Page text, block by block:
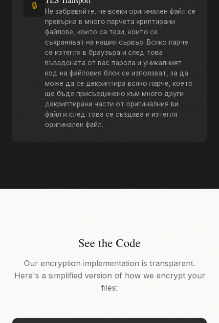
🔒
Не забравяйте, че всеки оригинален файл се
превърна в много парчета криптирани
файлове, които са тези, които се
съхраняват на нашия сървър. Всяко парче
се изтегля в браузъра и след това
въведената от вас парола и уникалният
код на файловия блок се използват, за да
може да се декриптира всяко парче, което
ще бъде присъединено към много други
декриптирани части от оригиналния ви
файл и след това се създава и изтегля
оригинален файл.
See the Code
Our encryption implementation is transparent.
Here's a simplified version of how we encrypt your
files: